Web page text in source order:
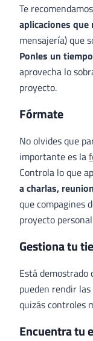
Te
aplicaciones
mensajería) que
Ponles un
aprovecha lo
proyecto.
Fórmate
No olvides que
importante es la
Controla lo que
a charlas,
que compagines
proyecto personal
Gestiona tu
Está demostrado
pueden rendir
quizás controles
Encuentra tu